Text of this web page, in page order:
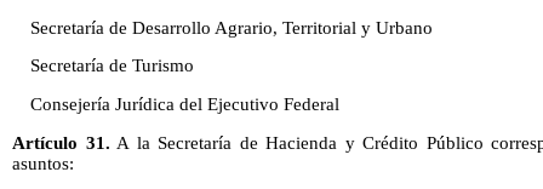
Secretaría de Desarrollo Agrario, Territorial y Urbano
Secretaría de Turismo
Consejería Jurídica del Ejecutivo Federal
Artículo 31. A la Secretaría de Hacienda y Crédito Público
asuntos: